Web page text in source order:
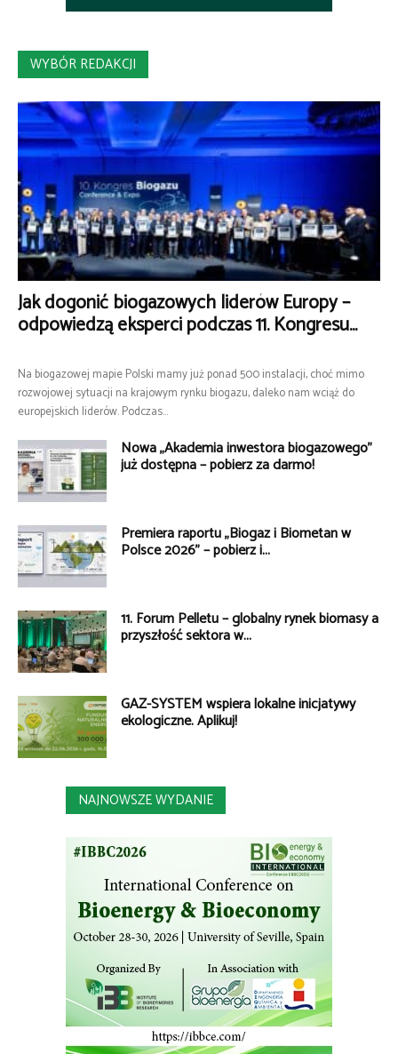
WYBÓR REDAKCJI
Jak dogonić biogazowych liderów Europy –
odpowiedzą eksperci podczas 11. Kongresu...
Na biogazowej mapie Polski mamy już ponad 500 instalacji, choć mimo
rozwojowej sytuacji na krajowym rynku biogazu, daleko nam wciąż do
europejskich liderów. Podczas...
Nowa „Akademia inwestora biogazowego”
już dostępna – pobierz za darmo!
Premiera raportu „Biogaz i Biometan w
Polsce 2026” – pobierz i...
11. Forum Pelletu – globalny rynek biomasy a
przyszłość sektora w...
GAZ-SYSTEM wspiera lokalne inicjatywy
ekologiczne. Aplikuj!
NAJNOWSZE WYDANIE